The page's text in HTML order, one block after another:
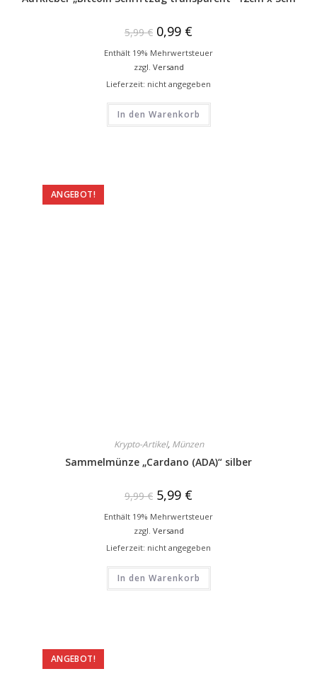
5,99€ 0,99 €
Enthält 19% Mehrwertsteuer
zzgl. Versand
Lieferzeit: nicht angegeben
In den Warenkorb
ANGEBOT!
Krypto-Artikel, Münzen
Sammelmünze „Cardano (ADA)“ silber
9,99€ 5,99 €
Enthält 19% Mehrwertsteuer
zzgl. Versand
Lieferzeit: nicht angegeben
In den Warenkorb
ANGEBOT!